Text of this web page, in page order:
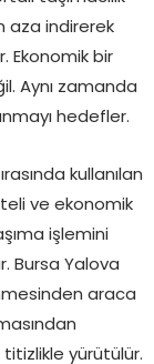
aza indirerek
Ekonomik bir
Aynı zamanda
hedefler.
kullanılan
ve ekonomik
işlemini
Bursa Yalova
araca
yürütülür.